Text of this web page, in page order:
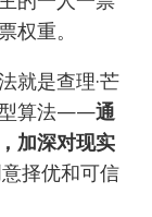
权重。
就是查理·芒
型算法——通
加深对现实
择优和可信